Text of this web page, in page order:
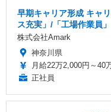
早期キャリア形成 キャ
ス充実」/「工場作業員」
株式会社Amark
神奈川県
月給22万2,000円～40
正社員